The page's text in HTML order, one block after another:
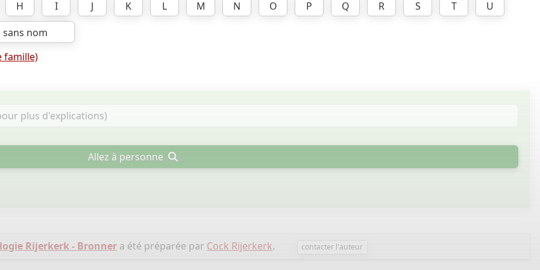
H I J K L M N O P Q R S T
U
sans nom
famille)
Allez à personne
Rijerkerk - Bronner a été préparée par Cock Rijerkerk. contacter l'auteur